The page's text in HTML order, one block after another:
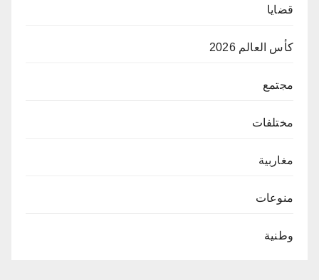
قضايا
كأس العالم 2026
مجتمع
مختلفات
مغاربية
منوعات
وطنية